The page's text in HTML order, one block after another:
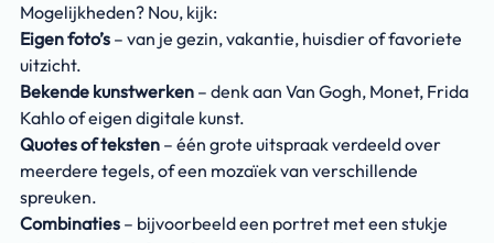
Mogelijkheden? Nou, kijk:
Eigen foto’s – van je gezin, vakantie, huisdier of favoriete
uitzicht.
Bekende kunstwerken – denk aan Van Gogh, Monet, Frida
Kahlo of eigen digitale kunst.
Quotes of teksten – één grote uitspraak verdeeld over
meerdere tegels, of een mozaïek van verschillende
spreuken.
Combinaties – bijvoorbeeld een portret met een stukje